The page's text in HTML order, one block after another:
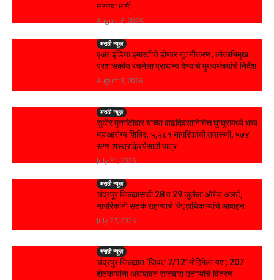
मागण्या मार्गी
August 6, 2026
मराठी न्यूज़
एअर इंडिया इमारतीचे होणार नूतनीकरण; लोकाभिमुख
प्रशासकीय रचनेला प्राधान्य देण्याचे मुख्यमंत्र्यांचे निर्देश
August 3, 2026
मराठी न्यूज़
सुधीर मुनगंटीवार यांच्या वाढदिवसानिमित्त घुग्घुसमध्ये भव्य
महाआरोग्य शिबिर; ५,२८१ नागरिकांची तपासणी, ५७४
रुग्ण शस्त्रक्रियेसाठी पात्र
July 31, 2026
मराठी न्यूज़
चंद्रपूर जिल्ह्यासाठी 28 व 29 जुलैला ऑरेंज अलर्ट;
नागरिकांनी सतर्क राहण्याचे जिल्हाधिकाऱ्यांचे आवाहन
July 27, 2026
मराठी न्यूज़
चंद्रपुर जिल्ह्यात ‘जिवंत 7/12’ मोहिमेला यश; 207
शेतकऱ्यांना अद्ययावत सातबारा उताऱ्यांचे वितरण